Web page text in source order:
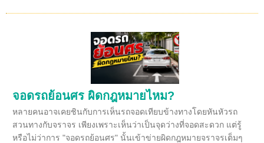
จอดรถย้อนศร ผิดกฎหมายไหม?
หลายคนอาจเคยชินกับการเห็นรถจอดเทียบข้างทางโดยหันหัวรถ
สวนทางกับจราจร เพียงเพราะเห็นว่าเป็นจุดว่างที่จอดสะดวก แต่รู้
หรือไม่ว่าการ "จอดรถย้อนศร" นั้นเข้าข่ายผิดกฎหมายจราจรเต็มๆ